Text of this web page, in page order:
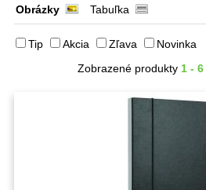
Obrázky
Tabuľka
Tip Akcia Zľava
Novinka
Zobrazené produkty 1 - 6